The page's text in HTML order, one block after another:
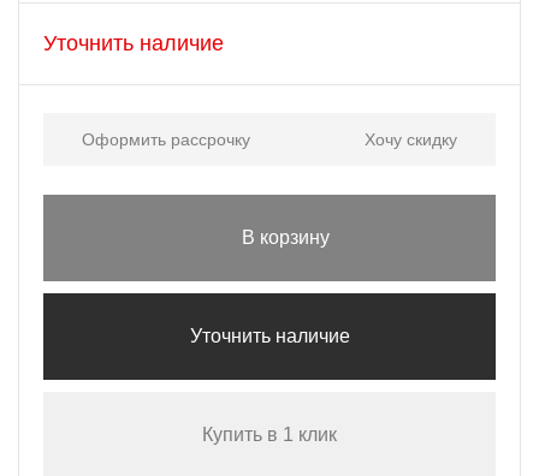
Уточнить наличие
Оформить рассрочку Хочу скидку
В корзину
Уточнить наличие
Купить в 1 клик